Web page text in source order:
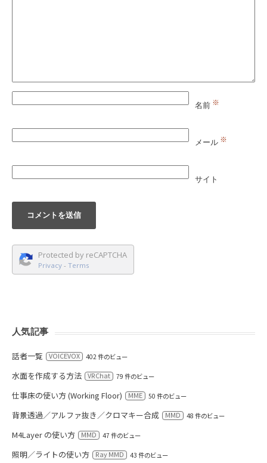
名前 ※
メール ※
サイト
Protected by reCAPTCHA
Privacy - Terms
人気記事
話者一覧 VOICEVOX 402 件のビュー
水面を作成する方法 VRChat 79 件のビュー
仕事床の使い方 (Working Floor) MME 50 件のビュー
背景透過／アルファ抜き／クロマキー合成 MMD 48 件のビュー
M4Layer の使い方 MMD 47 件のビュー
照明／ライトの使い方 Ray MMD 43 件のビュー